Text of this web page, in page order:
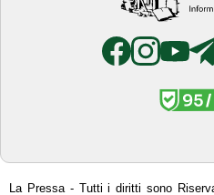
La Pressa - Tutti i diritti sono